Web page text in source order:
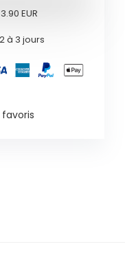
3.90 EUR
à 3 jours